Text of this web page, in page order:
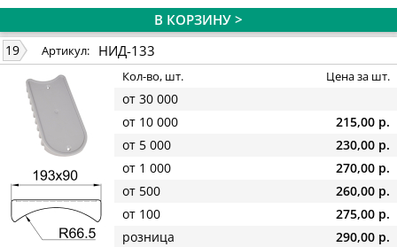
В КОРЗИНУ >
19 Артикул: НИД-133
Кол-во, шт. Цена за шт.
от 30 000
от 10 000
215,00 р.
от 5 000
230,00 р.
от 1 000
270,00 р.
от 500
260,00 р.
от 100
275,00 р.
розница
290,00 р.